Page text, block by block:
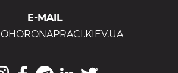
E-MAIL